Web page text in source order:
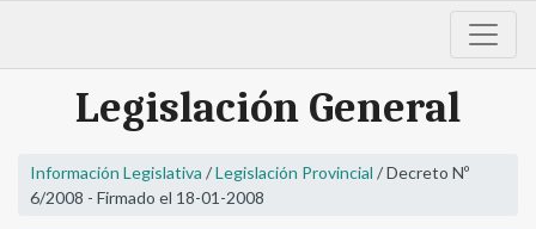
Legislación General
Información Legislativa /Legislación Provincial / Decreto Nº
6/2008 - Firmado el 18-01-2008